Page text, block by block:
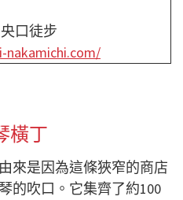
口徒步
nakamichi.com/
橫丁
來是因為這條狹窄的商店
的吹口。它集齊了約100